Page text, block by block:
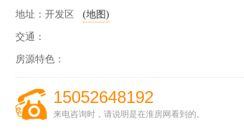
地址：开发区 (地图)
交通：
房源特色：
15052648192
来电咨询时，请说明是在淮房网看到的。